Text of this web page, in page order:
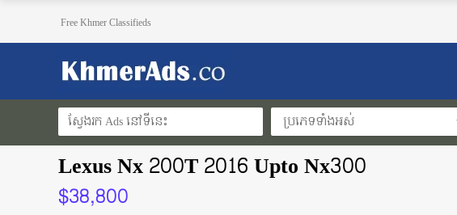
Free Khmer Classifieds
ប្រភេទទាំងអស់
Lexus Nx 200T 2016 Upto Nx300
$38,800